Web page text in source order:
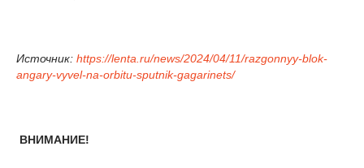
Источник: https://lenta.ru/news/2024/04/11/razgonnyy-blok-
angary-vyvel-na-orbitu-sputnik-gagarinets/
ВНИМАНИЕ!